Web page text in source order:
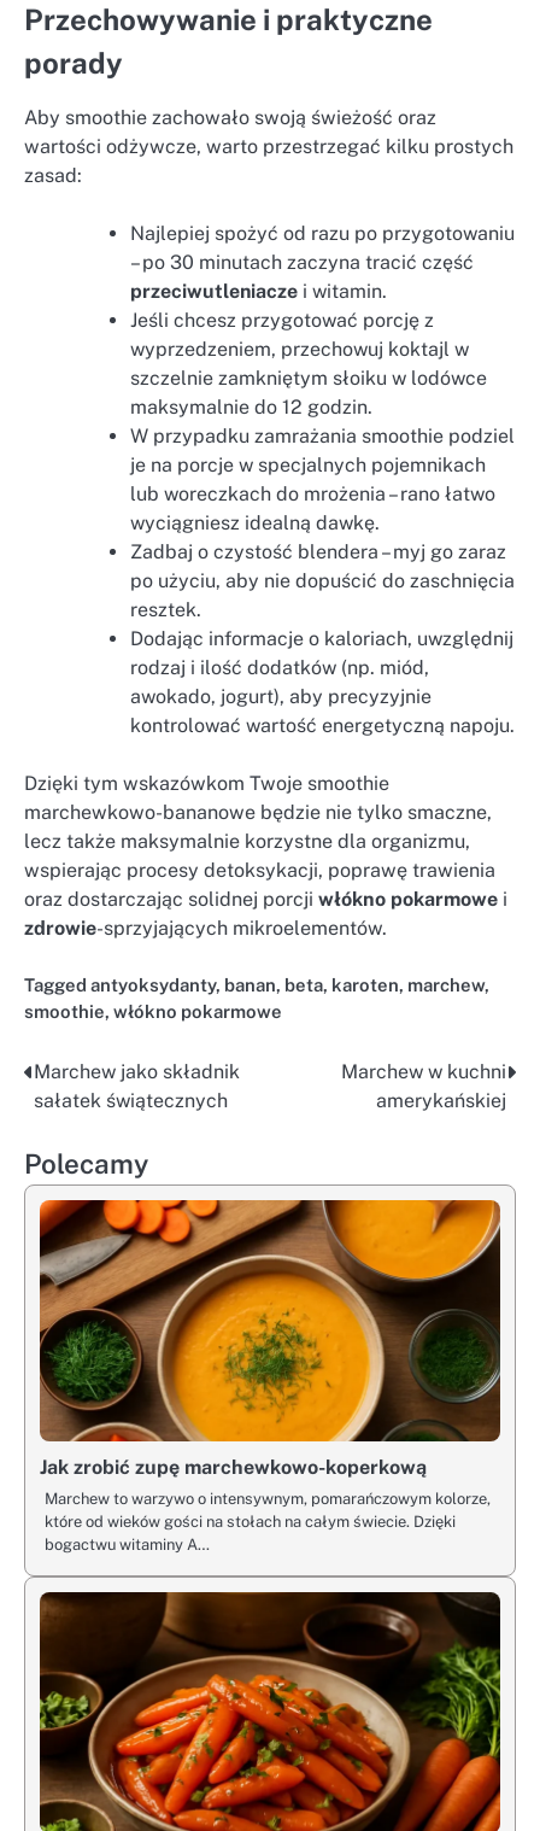
Przechowywanie i praktyczne
porady
Aby smoothie zachowało swoją świeżość oraz
wartości odżywcze, warto przestrzegać kilku prostych
zasad:
Najlepiej spożyć od razu po przygotowaniu
– po 30 minutach zaczyna tracić część
przeciwutleniacze i witamin.
Jeśli chcesz przygotować porcję z
wyprzedzeniem, przechowuj koktajl w
szczelnie zamkniętym słoiku w lodówce
maksymalnie do 12 godzin.
W przypadku zamrażania smoothie podziel
je na porcje w specjalnych pojemnikach
lub woreczkach do mrożenia – rano łatwo
wyciągniesz idealną dawkę.
Zadbaj o czystość blendera – myj go zaraz
po użyciu, aby nie dopuścić do zaschnięcia
resztek.
Dodając informacje o kaloriach, uwzględnij
rodzaj i ilość dodatków (np. miód,
awokado, jogurt), aby precyzyjnie
kontrolować wartość energetyczną napoju.
Dzięki tym wskazówkom Twoje smoothie
marchewkowo-bananowe będzie nie tylko smaczne,
lecz także maksymalnie korzystne dla organizmu,
wspierając procesy detoksykacji, poprawę trawienia
oraz dostarczając solidnej porcji włókno pokarmowe i
zdrowie-sprzyjających mikroelementów.
Tagged antyoksydanty, banan, beta, karoten, marchew,
smoothie, włókno pokarmowe
Nawigacja
Marchew jako składnik
sałatek świątecznych
Marchew w kuchni
amerykańskiej
Polecamy
Jak zrobić zupę marchewkowo-koperkową
Marchew to warzywo o intensywnym, pomarańczowym kolorze,
które od wieków gości na stołach na całym świecie. Dzięki
bogactwu witaminy A…